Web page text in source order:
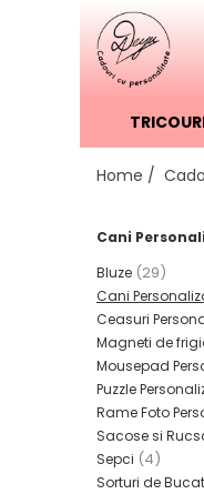
TRICOURI
Tricouri cu Mesaje
Cadouri Personalizate
Cani Personalizate
Sacose si Rucsacuri
Personalizate
Magneti de frigider
Puzzle Personalizat
Mousepad
Ceasuri Personalizate
Rame Foto
Cadouri Ocazii
Valentines Day
8 Martie
Cadouri pentru EL
Pachete cadou
Globuri de Craciun
Perne și căni de Crăciun
Accesorii bucătărie de
Tricouri de Crăciun
Tablouri si Rame foto
Felicitari Personalizate
Home /
Cani
Bluze (29)
Cani
Ceasuri
Magneti de
Mousepad
Puzzle
Rame Foto
Sacose si
Sepci (4)
Sorturi de